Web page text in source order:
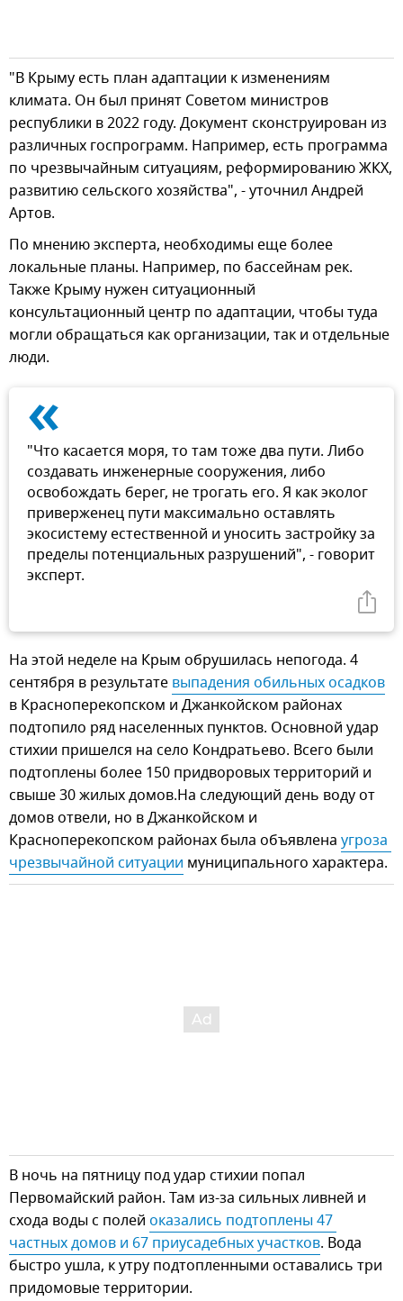
"В Крыму есть план адаптации к изменениям
климата. Он был принят Советом министров
республики в 2022 году. Документ сконструирован из
различных госпрограмм. Например, есть программа
по чрезвычайным ситуациям, реформированию ЖКХ,
развитию сельского хозяйства", - уточнил Андрей
Артов.
По мнению эксперта, необходимы еще более
локальные планы. Например, по бассейнам рек.
Также Крыму нужен ситуационный
консультационный центр по адаптации, чтобы туда
могли обращаться как организации, так и отдельные
люди.
«
"Что касается моря, то там тоже два пути. Либо
создавать инженерные сооружения, либо
освобождать берег, не трогать его. Я как эколог
приверженец пути максимально оставлять
экосистему естественной и уносить застройку за
пределы потенциальных разрушений", - говорит
эксперт.
На этой неделе на Крым обрушилась непогода. 4
сентября в результате выпадения обильных осадков
в Красноперекопском и Джанкойском районах
подтопило ряд населенных пунктов. Основной удар
стихии пришелся на село Кондратьево. Всего были
подтоплены более 150 придворовых территорий и
свыше 30 жилых домов.На следующий день воду от
домов отвели, но в Джанкойском и
Красноперекопском районах была объявлена угроза
чрезвычайной ситуации муниципального характера.
В ночь на пятницу под удар стихии попал
Первомайский район. Там из-за сильных ливней и
схода воды с полей оказались подтоплены 47
частных домов и 67 приусадебных участков. Вода
быстро ушла, к утру подтопленными оставались три
придомовые территории.